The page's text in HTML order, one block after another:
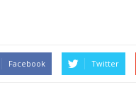
Facebook Twitter